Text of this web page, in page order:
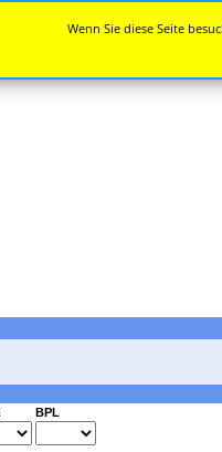
BPL
Wenn Sie diese Seite